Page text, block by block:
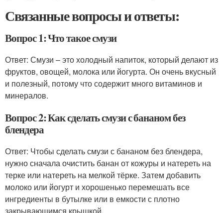
Связанные вопросы и ответы:
Вопрос 1: Что такое смузи
Ответ: Смузи – это холодный напиток, который делают из
фруктов, овощей, молока или йогурта. Он очень вкусный
и полезный, потому что содержит много витаминов и
минералов.
Вопрос 2: Как сделать смузи с бананом без
блендера
Ответ: Чтобы сделать смузи с бананом без блендера,
нужно сначала очистить банан от кожуры и натереть на
терке или натереть на мелкой тёрке. Затем добавить
молоко или йогурт и хорошенько перемешать все
ингредиенты в бутылке или в емкости с плотно